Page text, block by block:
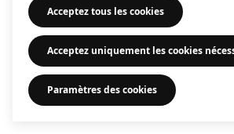
Acceptez tous les cookies
Acceptez uniquement les cookies
Paramètres des cookies